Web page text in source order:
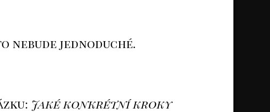
nebude jednoduché.
Jaké konkrétní kroky